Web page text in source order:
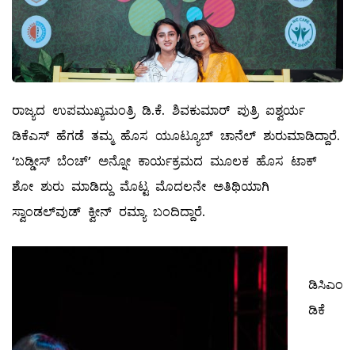
ರಾಜ್ಯದ ಉಪಮುಖ್ಯಮಂತ್ರಿ ಡಿ.ಕೆ. ಶಿವಕುಮಾರ್​ ಪುತ್ರಿ ಐಶ್ವರ್ಯ
ಡಿಕೆಎಸ್‌ ಹೆಗಡೆ ತಮ್ಮ ಹೊಸ ಯೂಟ್ಯೂಬ್‌ ಚಾನೆಲ್‌ ಶುರುಮಾಡಿದ್ದಾರೆ.
‘ಬಡ್ಡೀಸ್‌ ಬೆಂಚ್‌’ ಅನ್ನೋ ಕಾರ್ಯಕ್ರಮದ ಮೂಲಕ ಹೊಸ ಟಾಕ್‌
ಶೋ ಶುರು ಮಾಡಿದ್ದು ಮೊಟ್ಟ ಮೊದಲನೇ ಅತಿಥಿಯಾಗಿ
ಸ್ವಾಂಡಲ್‌ವುಡ್‌ ಕ್ವೀನ್‌ ರಮ್ಯಾ ಬಂದಿದ್ದಾರೆ.
ಡಿಸಿಎಂ
ಡಿಕೆ